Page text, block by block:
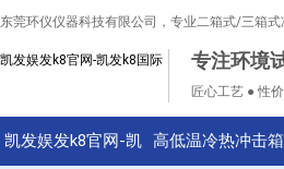
东莞环仪仪器科技有限公司，专业二箱式/三箱
凯发娱发k8官网-凯发k8国际 专注环境
匠心工艺 ● 性
凯发娱发k8官网-凯 高低温冷热冲击箱